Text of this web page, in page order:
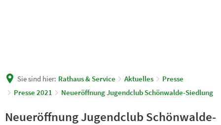
Sie sind hier: Rathaus & Service Aktuelles
Presse
Presse 2021
Neueröffnung Jugendclub Schönwalde-Siedlung
Neueröffnung Jugendclub Schönwalde-